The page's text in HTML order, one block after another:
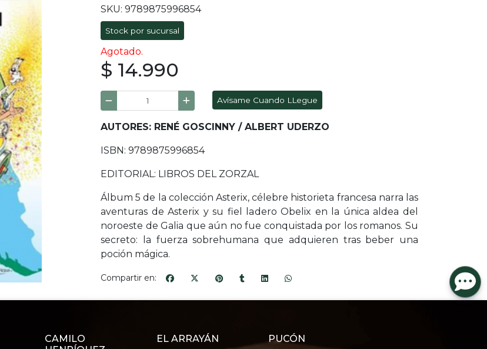
SKU: 9789875996854
Stock por sucursal
Agotado.
$ 14.990
Avísame Cuando LLegue
AUTORES: RENÉ GOSCINNY / ALBERT UDERZO
ISBN: 9789875996854
EDITORIAL: LIBROS DEL ZORZAL
Álbum 5 de la colección Asterix, célebre historieta francesa narra las
aventuras de Asterix y su fiel ladero Obelix en la única aldea del
noroeste de Galia que aún no fue conquistada por los romanos. Su
secreto: la fuerza sobrehumana que adquieren tras beber una
poción mágica.
Compartir en:
CAMILO
EL ARRAYÁN PUCÓN